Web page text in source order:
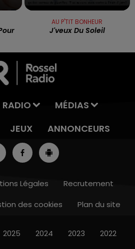
AU P'TIT BONHEUR
J'veux Du Soleil
RADIO
MÉDIAS
JEUX ANNONCEURS
Légales
Recrutement
des cookies Plan du site
2025 2024 2023 2022